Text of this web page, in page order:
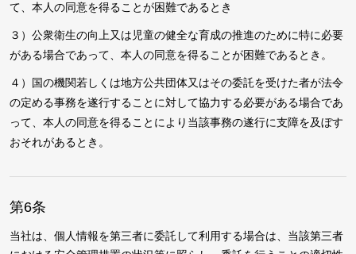
て、本人の同意を得ることが困難であるとき
３）公衆衛生の向上又は児童の健全な育成の推進のために特に必要
がある場合であって、本人の同意を得ることが困難であるとき。
４）国の機関若しくは地方公共団体又はその委託を受けた者が法令
の定める事務を遂行することに対して協力する必要がある場合であ
って、本人の同意を得ることにより当該事務の遂行に支障を及ぼす
おそれがあるとき。
第6条
当社は、個人情報を第三者に委託して利用する場合は、当該第三者